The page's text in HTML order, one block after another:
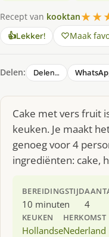
Recept van kooktan
👍Lekker! Maak
Delen: Delen…
Cake met vers fruit
keuken. Je maakt
genoeg voor 4
ingrediënten: cake,
BEREIDINGSTIJD
10 minuten 4
KEUKEN
Hollandse
HERKOMST
Nederland